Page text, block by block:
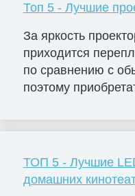
Топ 5 - Лучшие
За яркость
приходится
по сравнению с
поэтому
ТОП 5 - Лучшие
домашних